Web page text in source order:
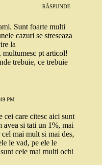
RĂSPUNDE
Sunt foarte multi
cazuri se streseaza
la
multumesc pt articol!
trebuie, ce trebuie
PM
cei care citesc aici sunt
avea si tati un 1%, mai
mai mult si mai des,
le vad, pe ele le
cele mai multi ochi